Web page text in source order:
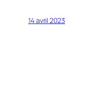
14 avril 2023